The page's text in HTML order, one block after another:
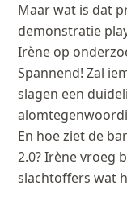
Maar wat is dat
demonstratie
Irène op
Spannend! Zal
slagen een
En hoe ziet de
2.0? Irène vroeg
slachtoffers wat